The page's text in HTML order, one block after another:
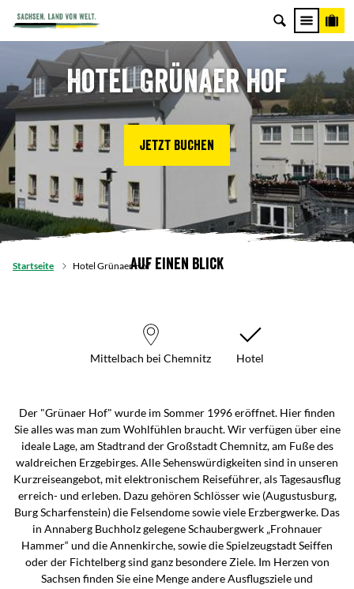
Hotel Grünaer Hof
Jetzt buchen
Startseite Hotel Grünaer HofAuf einen Blick
Mittelbach bei Chemnitz Hotel
Der "Grünaer Hof" wurde im Sommer 1996 eröffnet. Hier finden
Sie alles was man zum Wohlfühlen braucht. Wir verfügen über eine
ideale Lage, am Stadtrand der Großstadt Chemnitz, am Fuße des
waldreichen Erzgebirges. Alle Sehenswürdigkeiten sind in unseren
Kurzreiseangebot, mit elektronischem Reiseführer, als Tagesausflug
erreich- und erleben. Dazu gehören Schlösser wie (Augustusburg,
Burg Scharfenstein) die Felsendome sowie viele Erzbergwerke. Das
in Annaberg Buchholz gelegene Schaubergwerk „Frohnauer
Hammer“ und die Annenkirche, sowie die Spielzeugstadt Seiffen
oder der Fichtelberg sind ganz besondere Ziele. Im Herzen von
Sachsen finden Sie eine Menge andere Ausflugsziele und